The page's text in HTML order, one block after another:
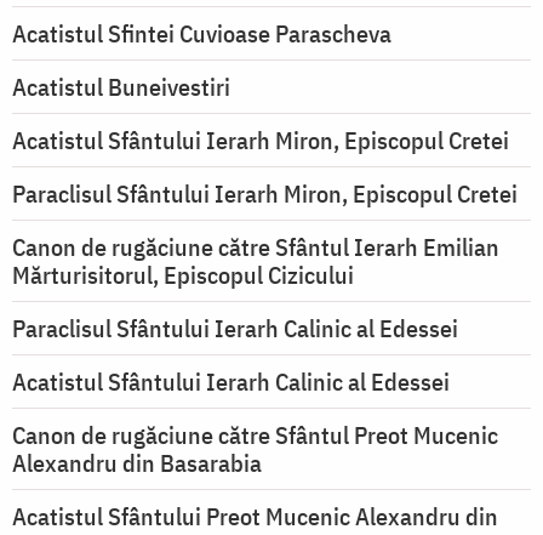
Acatistul Sfintei Cuvioase Parascheva
Acatistul Buneivestiri
Acatistul Sfântului Ierarh Miron, Episcopul Cretei
Paraclisul Sfântului Ierarh Miron, Episcopul Cretei
Canon de rugăciune către Sfântul Ierarh Emilian
Mărturisitorul, Episcopul Cizicului
Paraclisul Sfântului Ierarh Calinic al Edessei
Acatistul Sfântului Ierarh Calinic al Edessei
Canon de rugăciune către Sfântul Preot Mucenic
Alexandru din Basarabia
Acatistul Sfântului Preot Mucenic Alexandru din